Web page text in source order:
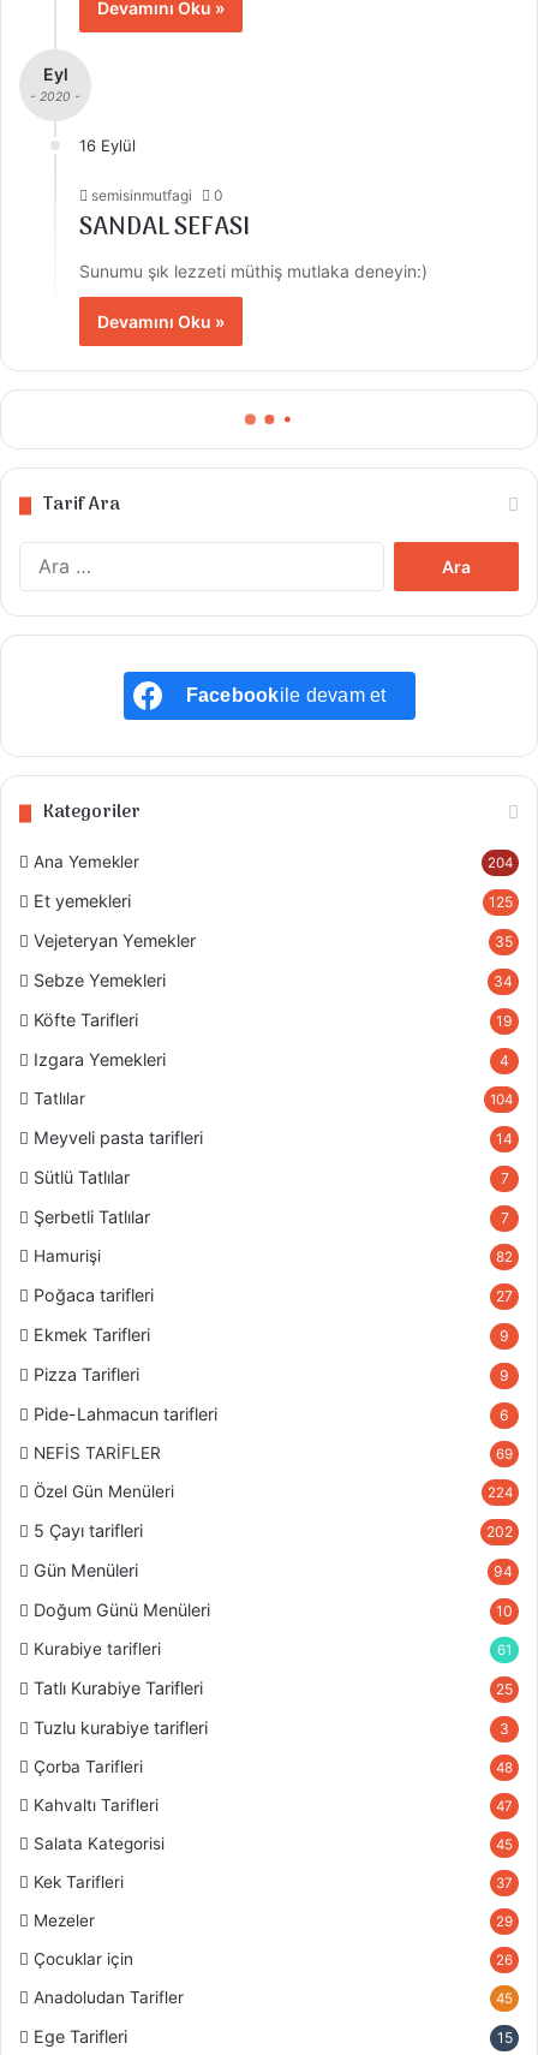
Devamını Oku »
Eyl
- 2020 -
16 Eylül
semisinmutfagi 0
SANDAL SEFASI
Sunumu şık lezzeti müthiş mutlaka deneyin:)
Devamını Oku »
Tarif Ara
Facebookile devam et
Kategoriler
Ana Yemekler 204
Et yemekleri 125
Vejeteryan Yemekler 35
Sebze Yemekleri 34
Köfte Tarifleri 19
Izgara Yemekleri 4
Tatlılar 104
Meyveli pasta tarifleri 14
Sütlü Tatlılar 7
Şerbetli Tatlılar 7
Hamurişi 82
Poğaca tarifleri 27
Ekmek Tarifleri 9
Pizza Tarifleri 9
Pide-Lahmacun tarifleri 6
NEFİS TARİFLER 69
Özel Gün Menüleri 224
5 Çayı tarifleri 202
Gün Menüleri 94
Doğum Günü Menüleri 10
Kurabiye tarifleri 61
Tatlı Kurabiye Tarifleri 25
Tuzlu kurabiye tarifleri 3
Çorba Tarifleri 48
Kahvaltı Tarifleri 47
Salata Kategorisi 45
Kek Tarifleri 37
Mezeler 29
Çocuklar için 26
Anadoludan Tarifler 45
Ege Tarifleri 15